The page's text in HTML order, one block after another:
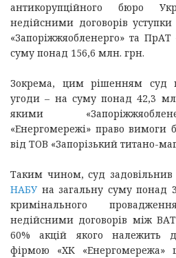
антикорупційного бюро
недійсними договорів
«Запоріжжяобленерго» та
суму понад 156,6 млн. грн.
Зокрема, цим рішенням суд
угоди – на суму понад 42,3
якими
«Енергомережі» право вимоги
від ТОВ «Запорізький титано-
Таким чином, суд задовільнив
НАБУна загальну суму понад
кримінального
недійсними договорів між ВАТ
60% акцій якого належить
фірмою «ХК «Енергомережа»